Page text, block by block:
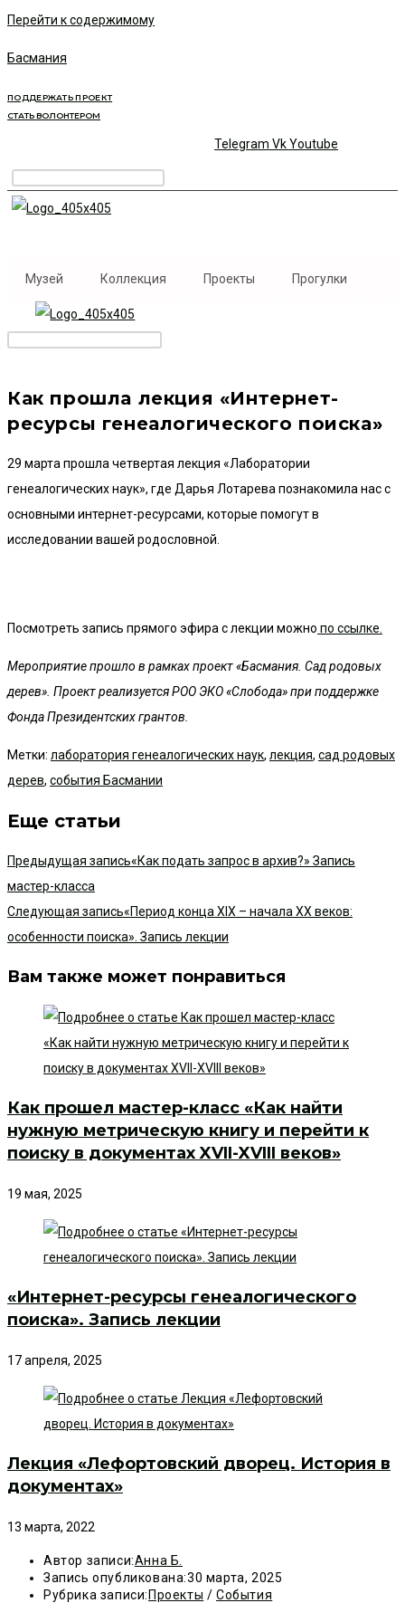
Перейти к содержимому
Басмания
ПОДДЕРЖАТЬ ПРОЕКТ
СТАТЬ ВОЛОНТЕРОМ
Telegram VkYoutube
Музей Коллекция Проекты Прогулки
Как прошла лекция «Интернет-
ресурсы генеалогического поиска»
29 марта прошла четвертая лекция «Лаборатории
генеалогических наук», где Дарья Лотарева познакомила нас с
основными интернет-ресурсами, которые помогут в
исследовании вашей родословной.
Посмотреть запись прямого эфира с лекции можно по ссылке.
Мероприятие прошло в рамках проект «Басмания. Сад родовых
дерев». Проект реализуется РОО ЭКО «Слобода» при поддержке
Фонда Президентских грантов.
Метки: лаборатория генеалогических наук, лекция, сад родовых
дерев, события Басмании
Еще статьи
Предыдущая запись«Как подать запрос в архив?» Запись
мастер-класса
Следующая запись«Период конца XIX – начала ХХ веков:
особенности поиска». Запись лекции
Вам также может понравиться
Как прошел мастер-класс «Как найти
нужную метрическую книгу и перейти к
поиску в документах XVII-XVIII веков»
19 мая, 2025
«Интернет-ресурсы генеалогического
поиска». Запись лекции
17 апреля, 2025
Лекция «Лефортовский дворец. История в
документах»
13 марта, 2022
Автор записи:Анна Б.
Запись опубликована:30 марта, 2025
Рубрика записи: Проекты / События